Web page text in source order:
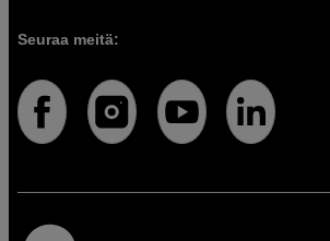
Seuraa meitä: